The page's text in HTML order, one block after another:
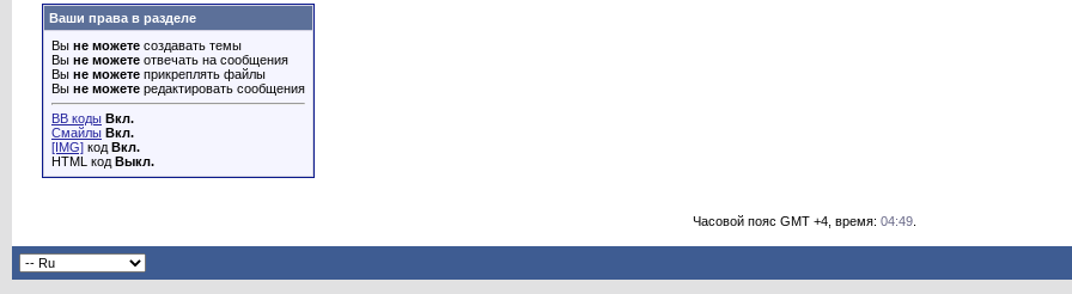
Ваши права в разделе
Вы не можете создавать темы
Вы не можете отвечать на сообщения
Вы не можете прикреплять файлы
Вы не можете редактировать сообщения
BB коды Вкл.
Смайлы Вкл.
[IMG] код Вкл.
HTML код Выкл.
Часовой пояс GMT +4, время: 04:49.